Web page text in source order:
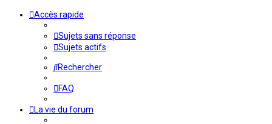
Accès rapide
Sujets sans réponse
Sujets actifs
Rechercher
FAQ
La vie du forum